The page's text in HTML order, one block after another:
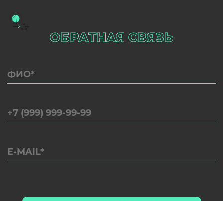
ОБРАТНАЯ СВЯЗЬ